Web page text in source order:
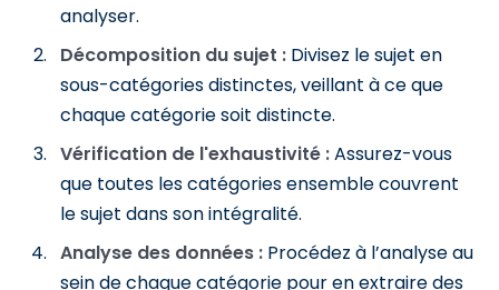
analyser.
Décomposition du sujet : Divisez le sujet en
sous-catégories distinctes, veillant à ce que
chaque catégorie soit distincte.
Vérification de l'exhaustivité :Assurez-vous
que toutes les catégories ensemble couvrent
le sujet dans son intégralité.
Analyse des données : Procédez à l’analyse au
sein de chaque catégorie pour en extraire des